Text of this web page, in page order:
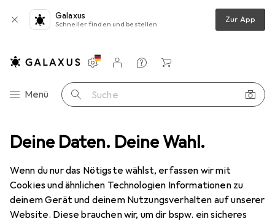
Deine Daten. Deine Wahl.
Wenn du nur das Nötigste wählst, erfassen wir mit
Cookies und ähnlichen Technologien Informationen zu
deinem Gerät und deinem Nutzungsverhalten auf unserer
Website. Diese brauchen wir, um dir bspw. ein sicheres
Galaxus
Schneller finden und bestellen Zur App
Navigation nach Kategorien
Menü Suche
Einstellungen
Kundenkonto
Vergleichslisten
Merklisten
Warenkorb
Drucken Drucker Zubehör Zebra 220XI4 DRUCKKOPF KIT
2 Bilder
EUR
1003,47